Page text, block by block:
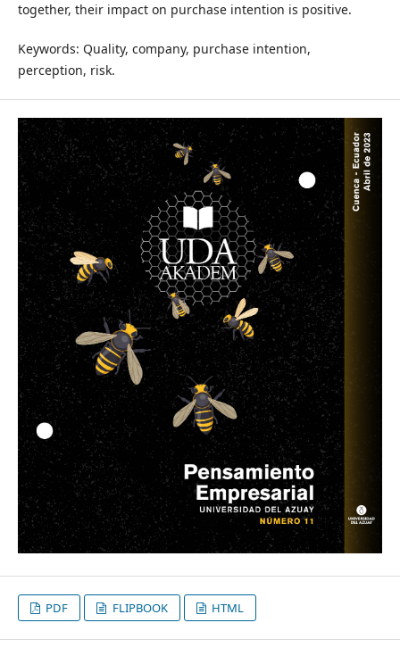
together, their impact on purchase intention is positive.
Keywords: Quality, company, purchase intention,
perception, risk.
PDF FLIPBOOK HTML